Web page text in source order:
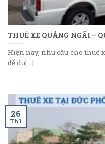
THUÊ XE QUẢNG NGÃI –
Hiện nay, nhu cầu cho thuê
để du[...]
26
Th1